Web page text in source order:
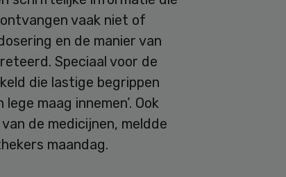
vaak niet of
en de manier van
Speciaal voor de
die lastige begrippen
maag innemen’. Ook
de medicijnen, meldde
maandag.